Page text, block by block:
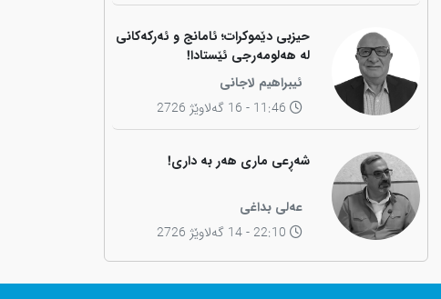
حیزبی دێموکرات؛ ئامانج و ئەرکەکانی
لە هەلومەرجی ئێستادا!
ئیبراهیم لاجانی
11:46 - 16 گەلاوێژ 2726
شەڕعی ماری هەر بە داری!
عەلی بداغی
22:10 - 14 گەلاوێژ 2726